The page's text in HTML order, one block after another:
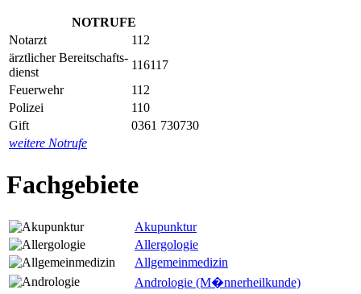
NOTRUFE
Notarzt
112
ärztlicher Bereitschafts-
dienst
116117
Feuerwehr
112
Polizei
110
Gift
0361 730730
weitere Notrufe
Fachgebiete
Akupunktur
Allergologie
Allgemeinmedizin
Andrologie (M�nnerheilkunde)